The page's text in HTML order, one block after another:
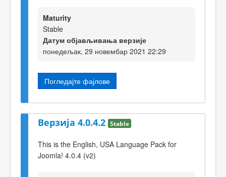
Maturity
Stable
Датум објављивања верзије
понедељак, 29 новембар 2021 22:29
Погледајте фајлове
Верзија 4.0.4.2 Stable
This is the English, USA Language Pack for
Joomla! 4.0.4 (v2)